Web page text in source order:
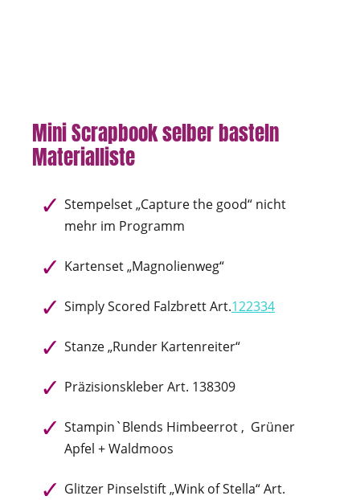
Mini Scrapbook selber basteln
Materialliste
Stempelset „Capture the good“ nicht
mehr im Programm
Kartenset „Magnolienweg“
Simply Scored Falzbrett Art.122334
Stanze „Runder Kartenreiter“
Präzisionskleber Art. 138309
Stampin`Blends Himbeerrot , Grüner
Apfel + Waldmoos
Glitzer Pinselstift „Wink of Stella“ Art.